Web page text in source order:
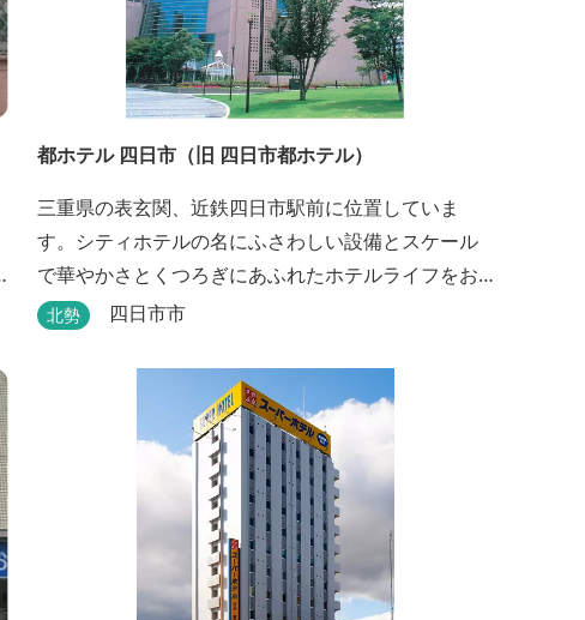
都ホテル 四日市（旧 四日市都ホテル）
三重県の表玄関、近鉄四日市駅前に位置していま
す。シティホテルの名にふさわしい設備とスケール
で華やかさとくつろぎにあふれたホテルライフをお
楽しみいただけます。四日市を中心とした観光、ビ
ご利用いただけます。
北勢 四日市市